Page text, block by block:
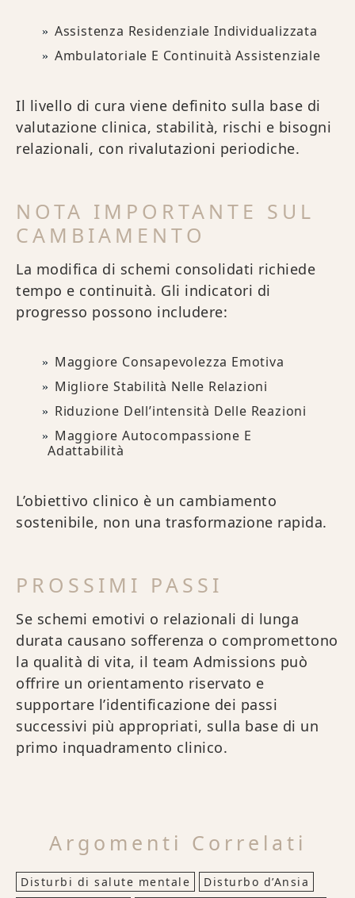
Assistenza Residenziale Individualizzata
Ambulatoriale E Continuità Assistenziale
Il livello di cura viene definito sulla base di
valutazione clinica, stabilità, rischi e bisogni
relazionali, con rivalutazioni periodiche.
NOTA IMPORTANTE SUL
CAMBIAMENTO
La modifica di schemi consolidati richiede
tempo e continuità. Gli indicatori di
progresso possono includere:
Maggiore Consapevolezza Emotiva
Migliore Stabilità Nelle Relazioni
Riduzione Dell’intensità Delle Reazioni
Maggiore Autocompassione E
Adattabilità
L’obiettivo clinico è un cambiamento
sostenibile, non una trasformazione rapida.
PROSSIMI PASSI
Se schemi emotivi o relazionali di lunga
durata causano sofferenza o compromettono
la qualità di vita, il team Admissions può
offrire un orientamento riservato e
supportare l’identificazione dei passi
successivi più appropriati, sulla base di un
primo inquadramento clinico.
Argomenti Correlati
Disturbi di salute mentale
Disturbo d’Ansia